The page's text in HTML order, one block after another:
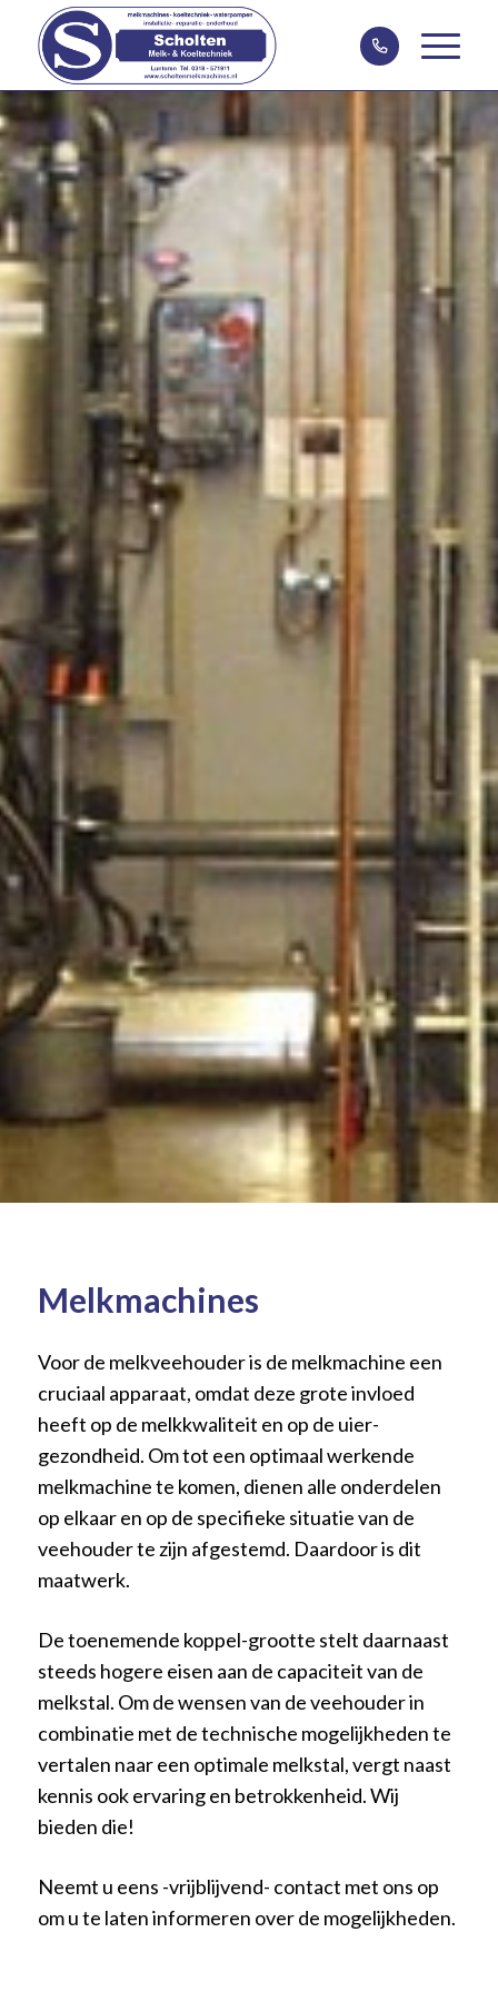
Melkmachines
Voor de melkveehouder is de melkmachine een
cruciaal apparaat, omdat deze grote invloed
heeft op de melkkwaliteit en op de uier-
gezondheid. Om tot een optimaal werkende
melkmachine te komen, dienen alle onderdelen
op elkaar en op de specifieke situatie van de
veehouder te zijn afgestemd. Daardoor is dit
maatwerk.
De toenemende koppel-grootte stelt daarnaast
steeds hogere eisen aan de capaciteit van de
melkstal. Om de wensen van de veehouder in
combinatie met de technische mogelijkheden te
vertalen naar een optimale melkstal, vergt naast
kennis ook ervaring en betrokkenheid. Wij
bieden die!
Neemt u eens -vrijblijvend- contact met ons op
om u te laten informeren over de mogelijkheden.